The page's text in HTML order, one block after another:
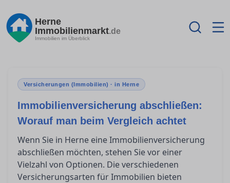
Herne
Immobilienmarkt.de
Immobilien im Überblick
Versicherungen (Immobilien) · in Herne
Immobilienversicherung abschließen:
Worauf man beim Vergleich achtet
Wenn Sie in Herne eine Immobilienversicherung
abschließen möchten, stehen Sie vor einer
Vielzahl von Optionen. Die verschiedenen
Versicherungsarten für Immobilien bieten